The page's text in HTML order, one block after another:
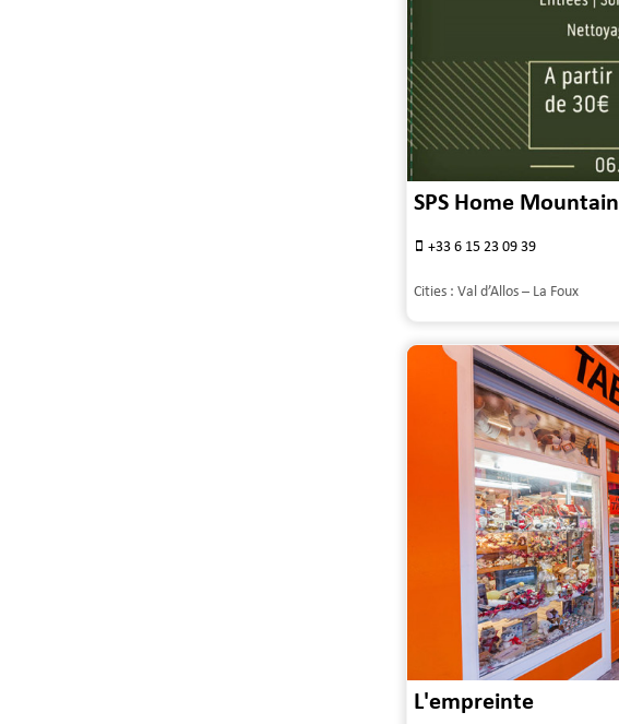
SPS Home Mountain
+33 6 15 23 09 39
Cities : Val d’Allos – La Foux
L'empreinte